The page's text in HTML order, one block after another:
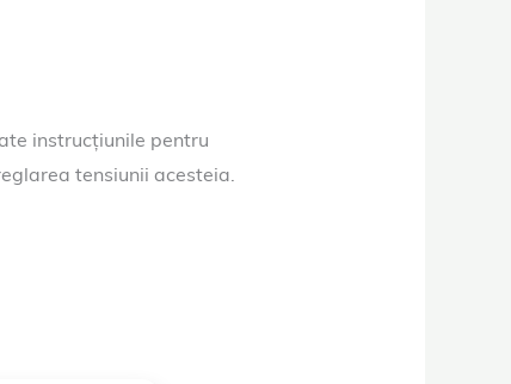
instrucțiunile pentru
tensiunii acesteia.